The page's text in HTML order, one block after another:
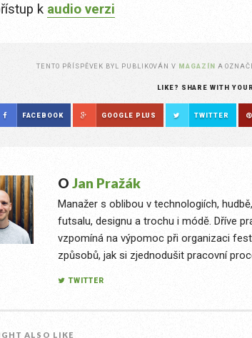
k audio verzi
TENTO PŘÍSPĚVEK BYL PUBLIKOVÁN V MAGAZÍN A
LIKE? SHARE WITH
FACEBOOK GOOGLE PLUS TWITTER
O Jan Pražák
Manažer s oblibou v technologiích,
futsalu, designu a trochu i módě. Dříve
vzpomíná na výpomoc při organizaci
způsobů, jak si zjednodušit pracovní
TWITTER
ALSO LIKE